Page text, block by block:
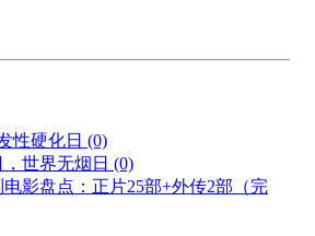
性硬化日 (0)
，世界无烟日 (0)
电影盘点：正片25部+外传2部（完